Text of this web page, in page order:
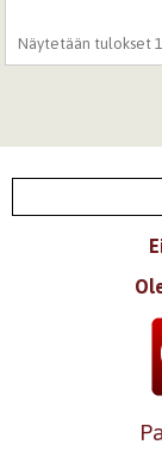
Näytetään tulokset